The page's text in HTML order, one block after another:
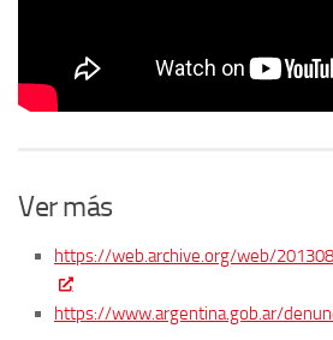
Ver más
https://web.archive.org/web/
https://www.argentina.gob.ar/